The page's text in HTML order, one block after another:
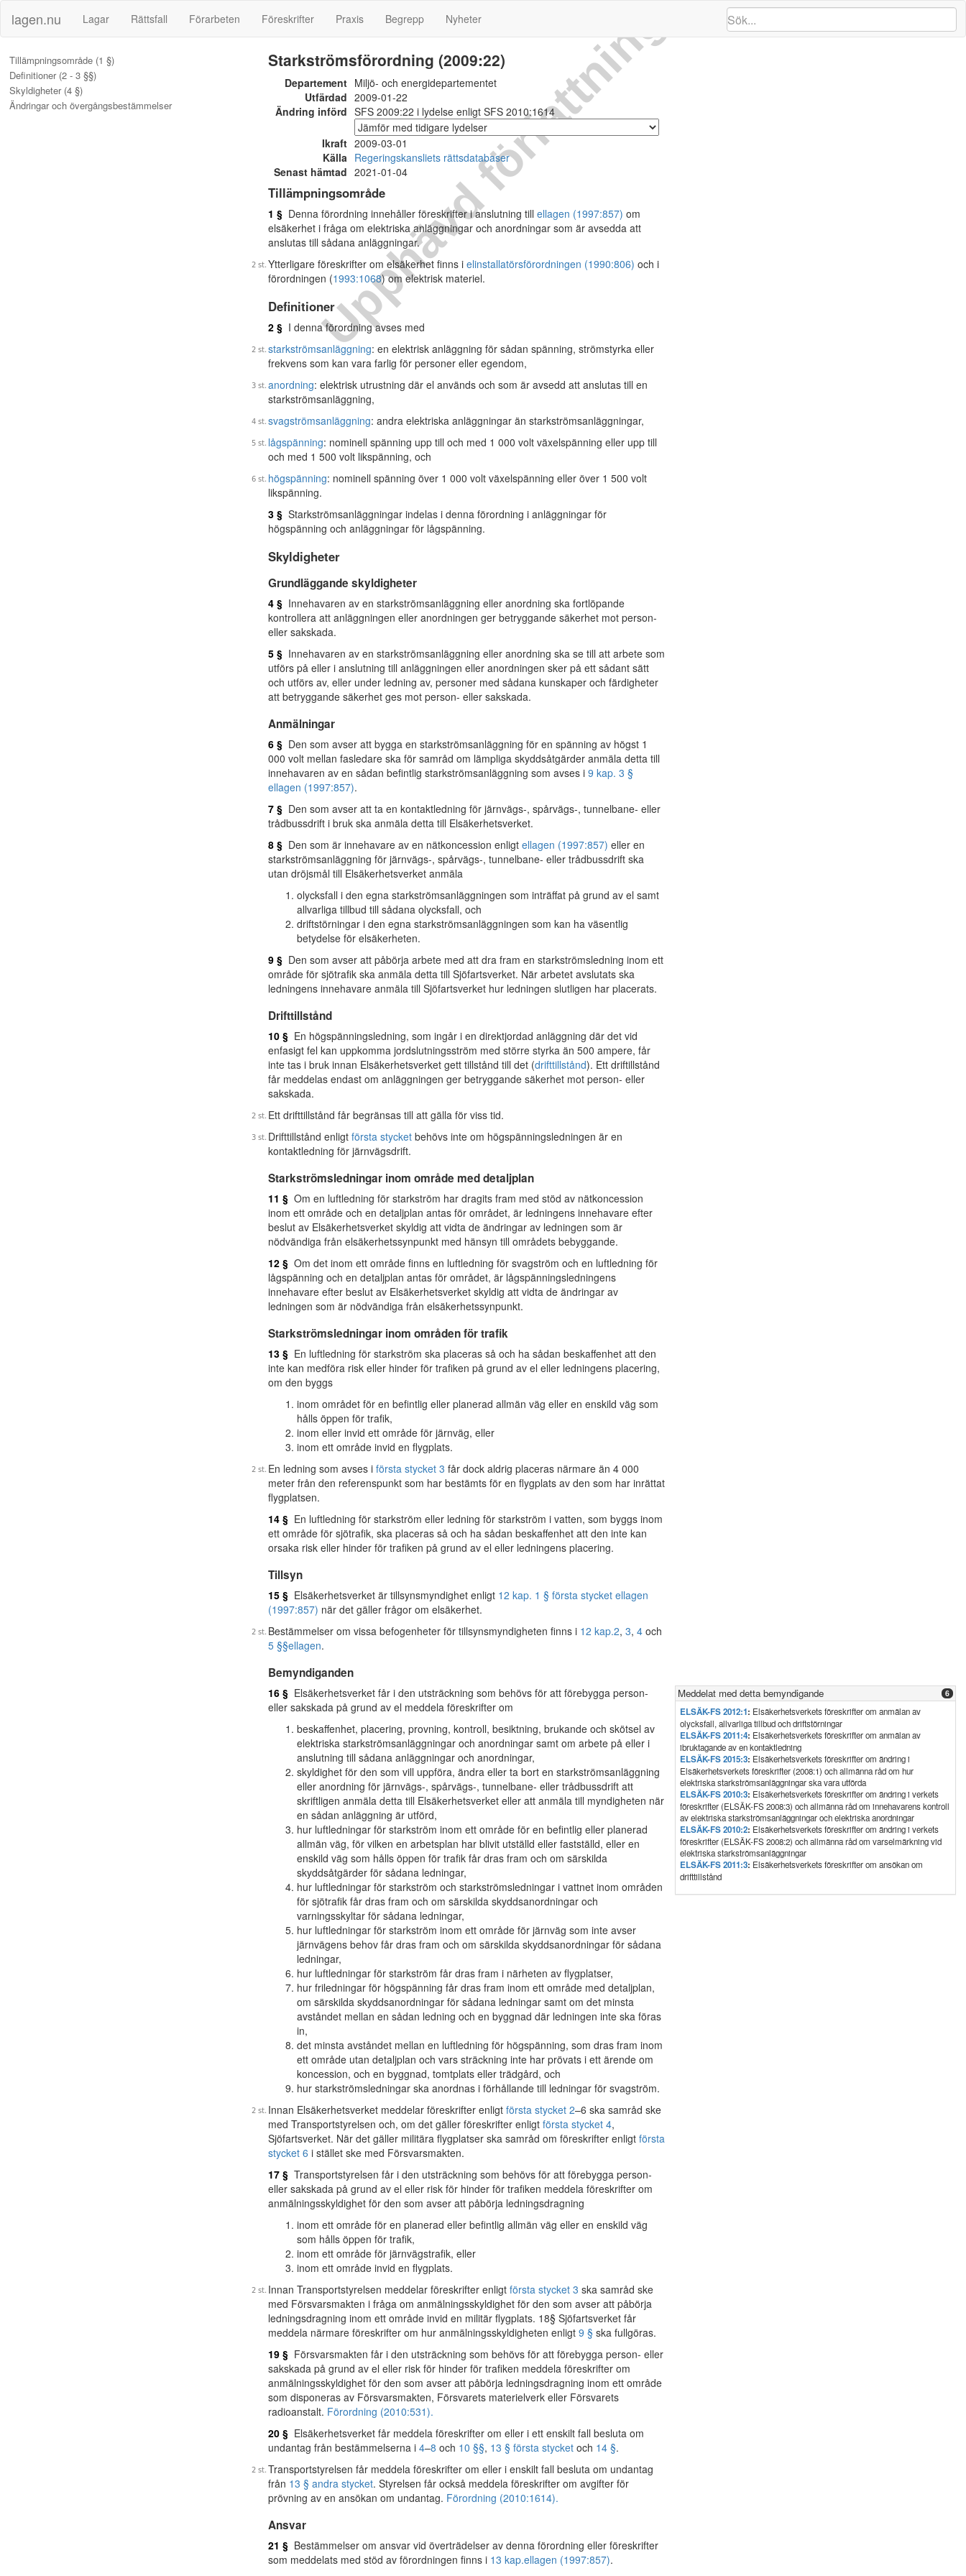
lagen.nu Lagar Rättsfall Förarbeten Föreskrifter Praxis Begrepp Nyheter
Tillämpningsområde (1 §)
Definitioner (2 - 3 §§)
Skyldigheter (4 §)
Ändringar och övergångsbestämmelser
Upphävd författning
Starkströmsförordning (2009:22)
Departement Miljö- och energidepartementet
Utfärdad 2009-01-22
Ändring införd SFS 2009:22 i lydelse enligt SFS 2010:1614
Ikraft 2009-03-01
Källa Regeringskansliets rättsdatabaser
Senast hämtad 2021-01-04
Tillämpningsområde
1 § Denna förordning innehåller föreskrifter i anslutning till ellagen (1997:857) om
elsäkerhet i fråga om elektriska anläggningar och anordningar som är avsedda att
anslutas till sådana anläggningar.
Ytterligare föreskrifter om elsäkerhet finns i elinstallatörsförordningen (1990:806) och i
förordningen (1993:1068) om elektrisk materiel.
Definitioner
2 § I denna förordning avses med
starkströmsanläggning: en elektrisk anläggning för sådan spänning, strömstyrka eller
frekvens som kan vara farlig för personer eller egendom,
anordning: elektrisk utrustning där el används och som är avsedd att anslutas till en
starkströmsanläggning,
svagströmsanläggning: andra elektriska anläggningar än starkströmsanläggningar,
lågspänning: nominell spänning upp till och med 1 000 volt växelspänning eller upp till
och med 1 500 volt likspänning, och
högspänning: nominell spänning över 1 000 volt växelspänning eller över 1 500 volt
likspänning.
3 § Starkströmsanläggningar indelas i denna förordning i anläggningar för
högspänning och anläggningar för lågspänning.
Skyldigheter
Grundläggande skyldigheter
4 § Innehavaren av en starkströmsanläggning eller anordning ska fortlöpande
kontrollera att anläggningen eller anordningen ger betryggande säkerhet mot person-
eller sakskada.
5 § Innehavaren av en starkströmsanläggning eller anordning ska se till att arbete som
utförs på eller i anslutning till anläggningen eller anordningen sker på ett sådant sätt
och utförs av, eller under ledning av, personer med sådana kunskaper och färdigheter
att betryggande säkerhet ges mot person- eller sakskada.
Anmälningar
6 § Den som avser att bygga en starkströmsanläggning för en spänning av högst 1
000 volt mellan fasledare ska för samråd om lämpliga skyddsåtgärder anmäla detta till
innehavaren av en sådan befintlig starkströmsanläggning som avses i 9 kap. 3 §
ellagen (1997:857).
7 § Den som avser att ta en kontaktledning för järnvägs-, spårvägs-, tunnelbane- eller
trådbussdrift i bruk ska anmäla detta till Elsäkerhetsverket.
8 § Den som är innehavare av en nätkoncession enligt ellagen (1997:857) eller en
starkströmsanläggning för järnvägs-, spårvägs-, tunnelbane- eller trådbussdrift ska
utan dröjsmål till Elsäkerhetsverket anmäla
olycksfall i den egna starkströmsanläggningen som inträffat på grund av el samt
allvarliga tillbud till sådana olycksfall, och
driftstörningar i den egna starkströmsanläggningen som kan ha väsentlig
betydelse för elsäkerheten.
9 § Den som avser att påbörja arbete med att dra fram en starkströmsledning inom ett
område för sjötrafik ska anmäla detta till Sjöfartsverket. När arbetet avslutats ska
ledningens innehavare anmäla till Sjöfartsverket hur ledningen slutligen har placerats.
Drifttillstånd
10 § En högspänningsledning, som ingår i en direktjordad anläggning där det vid
enfasigt fel kan uppkomma jordslutningsström med större styrka än 500 ampere, får
inte tas i bruk innan Elsäkerhetsverket gett tillstånd till det (drifttillstånd). Ett driftillstånd
får meddelas endast om anläggningen ger betryggande säkerhet mot person- eller
sakskada.
Ett drifttillstånd får begränsas till att gälla för viss tid.
Drifttillstånd enligt första stycket behövs inte om högspänningsledningen är en
kontaktledning för järnvägsdrift.
Starkströmsledningar inom område med detaljplan
11 § Om en luftledning för starkström har dragits fram med stöd av nätkoncession
inom ett område och en detaljplan antas för området, är ledningens innehavare efter
beslut av Elsäkerhetsverket skyldig att vidta de ändringar av ledningen som är
nödvändiga från elsäkerhetssynpunkt med hänsyn till områdets bebyggande.
12 § Om det inom ett område finns en luftledning för svagström och en luftledning för
lågspänning och en detaljplan antas för området, är lågspänningsledningens
innehavare efter beslut av Elsäkerhetsverket skyldig att vidta de ändringar av
ledningen som är nödvändiga från elsäkerhetssynpunkt.
Starkströmsledningar inom områden för trafik
13 § En luftledning för starkström ska placeras så och ha sådan beskaffenhet att den
inte kan medföra risk eller hinder för trafiken på grund av el eller ledningens placering,
om den byggs
inom området för en befintlig eller planerad allmän väg eller en enskild väg som
hålls öppen för trafik,
inom eller invid ett område för järnväg, eller
inom ett område invid en flygplats.
En ledning som avses i första stycket 3 får dock aldrig placeras närmare än 4 000
meter från den referenspunkt som har bestämts för en flygplats av den som har inrättat
flygplatsen.
14 § En luftledning för starkström eller ledning för starkström i vatten, som byggs inom
ett område för sjötrafik, ska placeras så och ha sådan beskaffenhet att den inte kan
orsaka risk eller hinder för trafiken på grund av el eller ledningens placering.
Tillsyn
15 § Elsäkerhetsverket är tillsynsmyndighet enligt 12 kap. 1 § första stycket ellagen
(1997:857) när det gäller frågor om elsäkerhet.
Bestämmelser om vissa befogenheter för tillsynsmyndigheten finns i 12 kap.2, 3, 4 och
5 §§ellagen.
Bemyndiganden
16 § Elsäkerhetsverket får i den utsträckning som behövs för att förebygga person-
eller sakskada på grund av el meddela föreskrifter om
beskaffenhet, placering, provning, kontroll, besiktning, brukande och skötsel av
elektriska starkströmsanläggningar och anordningar samt om arbete på eller i
anslutning till sådana anläggningar och anordningar,
skyldighet för den som vill uppföra, ändra eller ta bort en starkströmsanläggning
eller anordning för järnvägs-, spårvägs-, tunnelbane- eller trådbussdrift att
skriftligen anmäla detta till Elsäkerhetsverket eller att anmäla till myndigheten när
en sådan anläggning är utförd,
hur luftledningar för starkström inom ett område för en befintlig eller planerad
allmän väg, för vilken en arbetsplan har blivit utställd eller fastställd, eller en
enskild väg som hålls öppen för trafik får dras fram och om särskilda
skyddsåtgärder för sådana ledningar,
hur luftledningar för starkström och starkströmsledningar i vattnet inom områden
för sjötrafik får dras fram och om särskilda skyddsanordningar och
varningsskyltar för sådana ledningar,
hur luftledningar för starkström inom ett område för järnväg som inte avser
järnvägens behov får dras fram och om särskilda skyddsanordningar för sådana
ledningar,
hur luftledningar för starkström får dras fram i närheten av flygplatser,
hur friledningar för högspänning får dras fram inom ett område med detaljplan,
om särskilda skyddsanordningar för sådana ledningar samt om det minsta
avståndet mellan en sådan ledning och en byggnad där ledningen inte ska föras
in,
det minsta avståndet mellan en luftledning för högspänning, som dras fram inom
ett område utan detaljplan och vars sträckning inte har prövats i ett ärende om
koncession, och en byggnad, tomtplats eller trädgård, och
hur starkströmsledningar ska anordnas i förhållande till ledningar för svagström.
Innan Elsäkerhetsverket meddelar föreskrifter enligt första stycket 2–6 ska samråd ske
med Transportstyrelsen och, om det gäller föreskrifter enligt första stycket 4,
Sjöfartsverket. När det gäller militära flygplatser ska samråd om föreskrifter enligt första
stycket 6 i stället ske med Försvarsmakten.
Meddelat med detta bemyndigande 6
ELSÄK-FS 2012:1: Elsäkerhetsverkets föreskrifter om anmälan av
olycksfall, allvarliga tillbud och driftstörningar
ELSÄK-FS 2011:4: Elsäkerhetsverkets föreskrifter om anmälan av
ibruktagande av en kontaktledning
ELSÄK-FS 2015:3: Elsäkerhetsverkets föreskrifter om ändring i
Elsäkerhetsverkets föreskrifter (2008:1) och allmänna råd om hur
elektriska starkströmsanläggningar ska vara utförda
ELSÄK-FS 2010:3: Elsäkerhetsverkets föreskrifter om ändring i verkets
föreskrifter (ELSÄK-FS 2008:3) och allmänna råd om innehavarens kontroll
av elektriska starkströmsanläggningar och elektriska anordningar
ELSÄK-FS 2010:2: Elsäkerhetsverkets föreskrifter om ändring i verkets
föreskrifter (ELSÄK-FS 2008:2) och allmänna råd om varselmärkning vid
elektriska starkströmsanläggningar
ELSÄK-FS 2011:3: Elsäkerhetsverkets föreskrifter om ansökan om
drifttillstånd
17 § Transportstyrelsen får i den utsträckning som behövs för att förebygga person-
eller sakskada på grund av el eller risk för hinder för trafiken meddela föreskrifter om
anmälningsskyldighet för den som avser att påbörja ledningsdragning
inom ett område för en planerad eller befintlig allmän väg eller en enskild väg
som hålls öppen för trafik,
inom ett område för järnvägstrafik, eller
inom ett område invid en flygplats.
Innan Transportstyrelsen meddelar föreskrifter enligt första stycket 3 ska samråd ske
med Försvarsmakten i fråga om anmälningsskyldighet för den som avser att påbörja
ledningsdragning inom ett område invid en militär flygplats. 18§ Sjöfartsverket får
meddela närmare föreskrifter om hur anmälningsskyldigheten enligt 9 § ska fullgöras.
19 § Försvarsmakten får i den utsträckning som behövs för att förebygga person- eller
sakskada på grund av el eller risk för hinder för trafiken meddela föreskrifter om
anmälningsskyldighet för den som avser att påbörja ledningsdragning inom ett område
som disponeras av Försvarsmakten, Försvarets materielverk eller Försvarets
radioanstalt. Förordning (2010:531).
20 § Elsäkerhetsverket får meddela föreskrifter om eller i ett enskilt fall besluta om
undantag från bestämmelserna i 4–8 och 10 §§, 13 § första stycket och 14 §.
Transportstyrelsen får meddela föreskrifter om eller i enskilt fall besluta om undantag
från 13 § andra stycket. Styrelsen får också meddela föreskrifter om avgifter för
prövning av en ansökan om undantag. Förordning (2010:1614).
Ansvar
21 § Bestämmelser om ansvar vid överträdelser av denna förordning eller föreskrifter
som meddelats med stöd av förordningen finns i 13 kap.ellagen (1997:857).